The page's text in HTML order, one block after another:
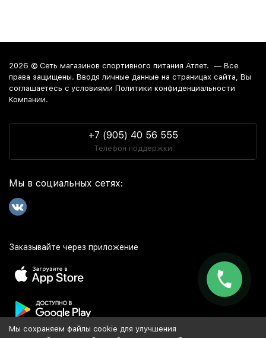
2026 © Сеть магазинов спортивного питания Атлет. — Все
права защищены. Вводя личные данные на страницах сайта, Вы
соглашаетесь c условиями Политики конфиденциальности
Компании.
+7 (905) 40 56 555
Телефон поддержки
Мы в социальных сетях:
Заказывайте через приложение
Мы сохраняем файлы cookie для улучшения